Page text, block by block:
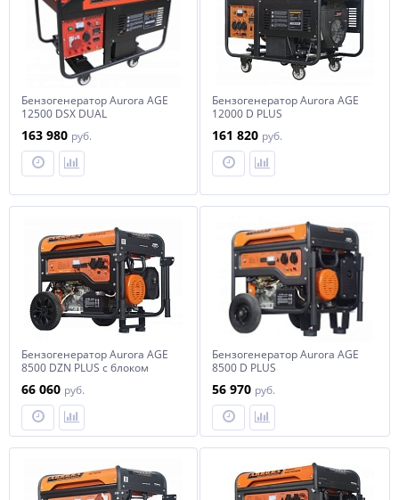
Бензогенератор Aurora AGE
12500 DSX DUAL
163 980 руб.
Бензогенератор Aurora AGE
12000 D PLUS
161 820 руб.
Бензогенератор Aurora AGE
8500 DZN PLUS с блоком
66 060 руб.
Бензогенератор Aurora AGE
8500 D PLUS
56 970 руб.